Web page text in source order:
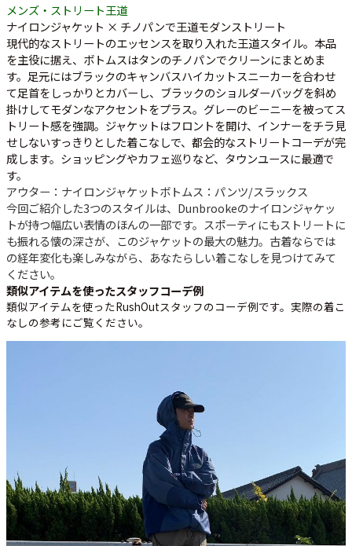
メンズ・ストリート王道
ナイロンジャケット × チノパンで王道モダンストリート
現代的なストリートのエッセンスを取り入れた王道スタイル。本品
を主役に据え、ボトムスはタンのチノパンでクリーンにまとめま
す。足元にはブラックのキャンバスハイカットスニーカーを合わせ
て足首をしっかりとカバーし、ブラックのショルダーバッグを斜め
掛けしてモダンなアクセントをプラス。グレーのビーニーを被ってス
トリート感を強調。ジャケットはフロントを開け、インナーをチラ見
せしないすっきりとした着こなしで、都会的なストリートコーデが完
成します。ショッピングやカフェ巡りなど、タウンユースに最適で
す。
アウター：ナイロンジャケットボトムス：パンツ/スラックス
今回ご紹介した3つのスタイルは、Dunbrookeのナイロンジャケッ
トが持つ幅広い表情のほんの一部です。スポーティにもストリートに
も振れる懐の深さが、このジャケットの最大の魅力。古着ならでは
の経年変化も楽しみながら、あなたらしい着こなしを見つけてみて
ください。
類似アイテムを使ったスタッフコーデ例
類似アイテムを使ったRushOutスタッフのコーデ例です。実際の着こ
なしの参考にご覧ください。